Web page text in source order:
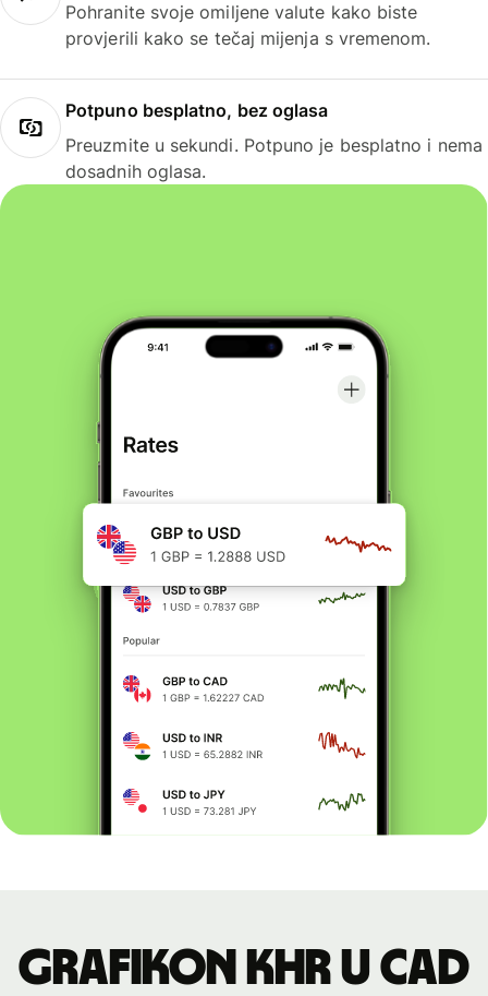
Pohranite svoje omiljene valute kako biste
provjerili kako se tečaj mijenja s vremenom.
Potpuno besplatno, bez oglasa
Preuzmite u sekundi. Potpuno je besplatno i nema
dosadnih oglasa.
Grafikon KHR u CAD